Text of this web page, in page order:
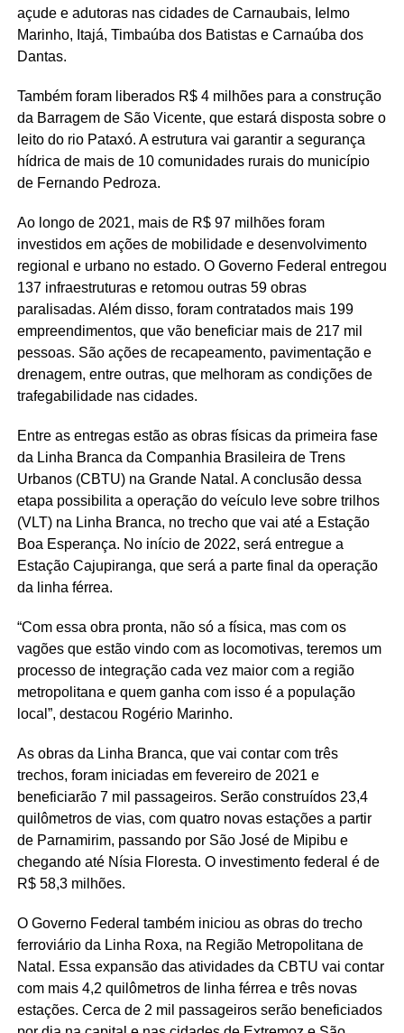
açude e adutoras nas cidades de Carnaubais, Ielmo
Marinho, Itajá, Timbaúba dos Batistas e Carnaúba dos
Dantas.
Também foram liberados R$ 4 milhões para a construção
da Barragem de São Vicente, que estará disposta sobre o
leito do rio Pataxó. A estrutura vai garantir a segurança
hídrica de mais de 10 comunidades rurais do município
de Fernando Pedroza.
Ao longo de 2021, mais de R$ 97 milhões foram
investidos em ações de mobilidade e desenvolvimento
regional e urbano no estado. O Governo Federal entregou
137 infraestruturas e retomou outras 59 obras
paralisadas. Além disso, foram contratados mais 199
empreendimentos, que vão beneficiar mais de 217 mil
pessoas. São ações de recapeamento, pavimentação e
drenagem, entre outras, que melhoram as condições de
trafegabilidade nas cidades.
Entre as entregas estão as obras físicas da primeira fase
da Linha Branca da Companhia Brasileira de Trens
Urbanos (CBTU) na Grande Natal. A conclusão dessa
etapa possibilita a operação do veículo leve sobre trilhos
(VLT) na Linha Branca, no trecho que vai até a Estação
Boa Esperança. No início de 2022, será entregue a
Estação Cajupiranga, que será a parte final da operação
da linha férrea.
“Com essa obra pronta, não só a física, mas com os
vagões que estão vindo com as locomotivas, teremos um
processo de integração cada vez maior com a região
metropolitana e quem ganha com isso é a população
local”, destacou Rogério Marinho.
As obras da Linha Branca, que vai contar com três
trechos, foram iniciadas em fevereiro de 2021 e
beneficiarão 7 mil passageiros. Serão construídos 23,4
quilômetros de vias, com quatro novas estações a partir
de Parnamirim, passando por São José de Mipibu e
chegando até Nísia Floresta. O investimento federal é de
R$ 58,3 milhões.
O Governo Federal também iniciou as obras do trecho
ferroviário da Linha Roxa, na Região Metropolitana de
Natal. Essa expansão das atividades da CBTU vai contar
com mais 4,2 quilômetros de linha férrea e três novas
estações. Cerca de 2 mil passageiros serão beneficiados